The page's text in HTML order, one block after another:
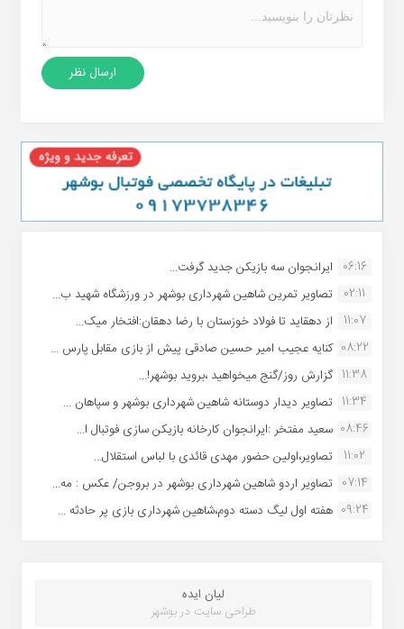
06:16 ایرانجوان سه بازیکن جدید گرفت...
02:11
تصاویر تمرین شاهین شهردارى بوشهر در ورزشگاه شهید ب...
11:07
از دهقاید تا فولاد خوزستان با رضا دهقان:افتخار میک...
08:22 کنایه عجیب امیر حسین صادقی پیش از بازی مقابل پارس ...
11:38 گزارش روز/گنج میخواهید ،بروید بوشهر!...
11:34 تصاویر دیدار دوستانه شاهین شهردارى بوشهر و سپاهان ...
08:46 سعید مفتخر :ایرانجوان کارخانه بازیکن سازی فوتبال ا...
11:02
تصاویر،اولین حضور مهدی قائدی با لباس استقلال...
07:14 تصاویر اردو شاهین شهرداری بوشهر در بروجن/ عکس : مه...
09:24 هفته اول لیگ دسته دوم،شاهین شهرداری بازی پر حادثه ...
لیان ایده
طراحی سایت در بوشهر